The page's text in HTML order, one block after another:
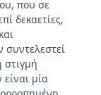
που σε
δεκαετίες,
συντελεστεί
στιγμή
μία